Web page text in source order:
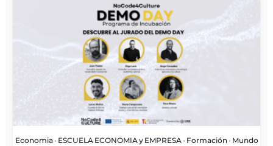
Economia • ESCUELA ECONOMIA y EMPRESA • Formación • Mundo